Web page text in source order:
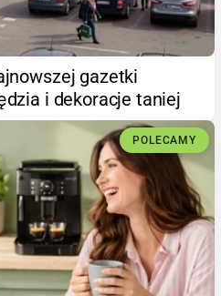
gazetki
i dekoracje taniej
POLECAMY